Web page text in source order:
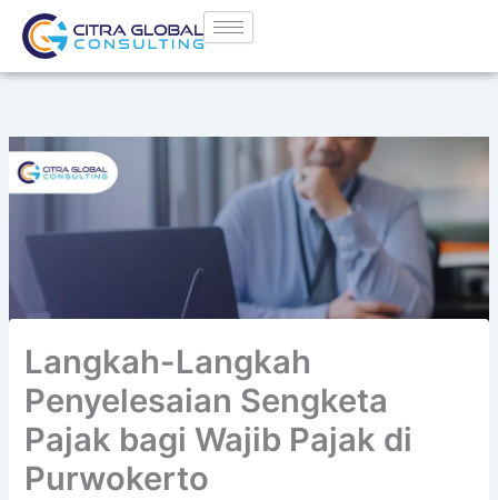
Lewati
konten
Langkah-Langkah
Penyelesaian Sengketa
Pajak bagi Wajib Pajak di
Purwokerto